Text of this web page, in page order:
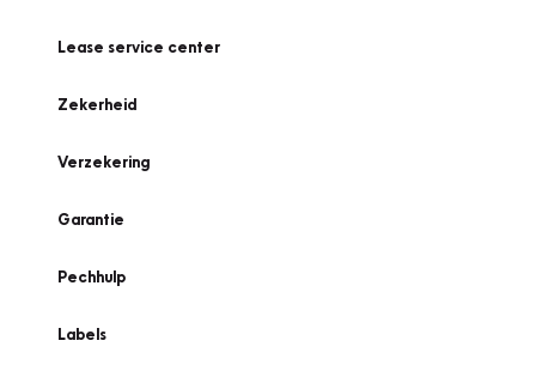
Lease service center
Zekerheid
Verzekering
Garantie
Pechhulp
Labels